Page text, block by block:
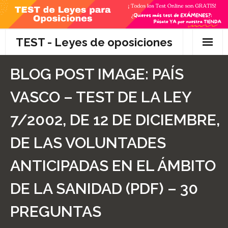
Skip
content
TEST - Leyes de oposiciones
Preguntas
- Diferencia entre propuesta y proposición de ley
- Qué es la competencia administrativa
- ¿Es PRECEPTIVO el Recurso de Alzada? ¿Y
POTESTATIVO, FACULTATIVO?
- Diferencia entre Personalidad Jurídica PLENA y
BLOG POST IMAGE: PAÍS
VASCO – TEST DE LA LEY
7/2002, DE 12 DE DICIEMBRE,
DE LAS VOLUNTADES
ANTICIPADAS EN EL ÁMBITO
DE LA SANIDAD (PDF) – 30
PREGUNTAS